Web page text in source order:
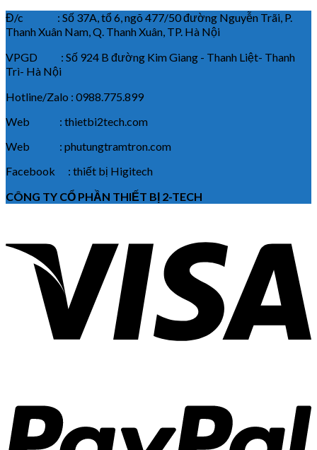
Đ/c : Số 37A, tổ 6, ngõ 477/50 đường Nguyễn Trãi, P.
Thanh Xuân Nam, Q. Thanh Xuân, TP. Hà Nội
VPGD : Số 924 B đường Kim Giang - Thanh Liệt- Thanh
Trì- Hà Nội
Hotline/Zalo : 0988.775.899
Web : thietbi2tech.com
Web : phutungtramtron.com
Facebook : thiết bị Higitech
CÔNG TY CỔ PHẦN THIẾT BỊ 2-TECH